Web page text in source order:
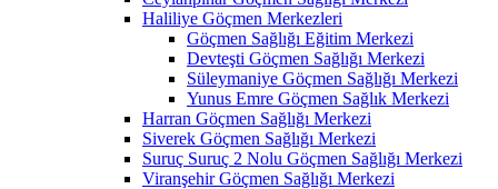
Haliliye Göçmen Merkezleri
Göçmen Sağlığı Eğitim Merkezi
Devteşti Göçmen Sağlığı Merkezi
Süleymaniye Göçmen Sağlığı Merkezi
Yunus Emre Göçmen Sağlık Merkezi
Harran Göçmen Sağlığı Merkezi
Siverek Göçmen Sağlığı Merkezi
Suruç Suruç 2 Nolu Göçmen Sağlığı Merkezi
Viranşehir Göçmen Sağlığı Merkezi